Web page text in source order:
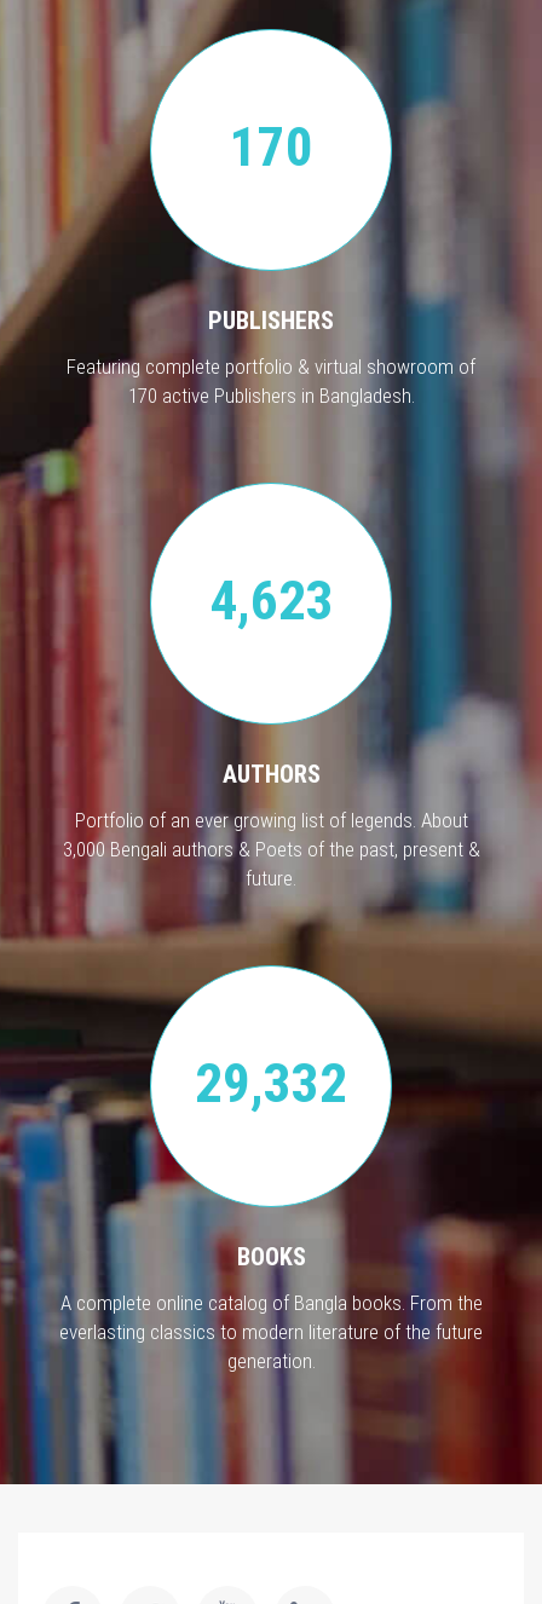
170
PUBLISHERS
Featuring complete portfolio & virtual showroom of
170 active Publishers in Bangladesh.
4,623
AUTHORS
Portfolio of an ever growing list of legends. About
3,000 Bengali authors & Poets of the past, present &
future.
29,332
BOOKS
A complete online catalog of Bangla books. From the
everlasting classics to modern literature of the future
generation.